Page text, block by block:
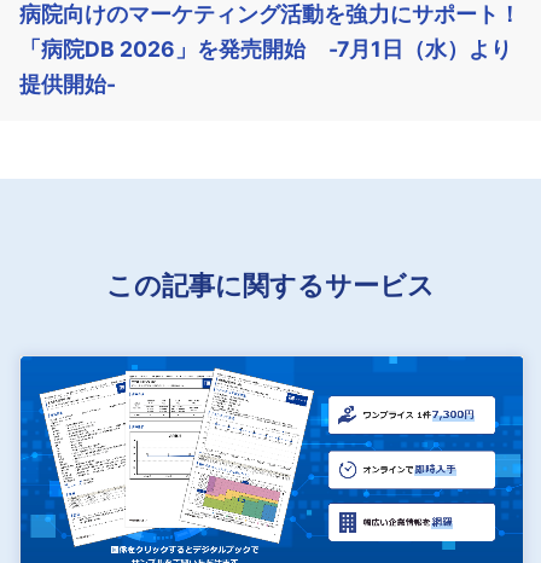
病院向けのマーケティング活動を強力にサポート！
「病院DB 2026」を発売開始 -7月1日（水）より
提供開始-
この記事に関するサービス